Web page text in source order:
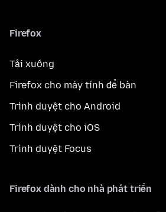
Firefox
Tải xuống
Firefox cho máy tính để bàn
Trình duyệt cho Android
Trình duyệt cho iOS
Trình duyệt Focus
Firefox dành cho nhà phát triển